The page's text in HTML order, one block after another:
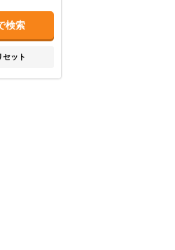
セット